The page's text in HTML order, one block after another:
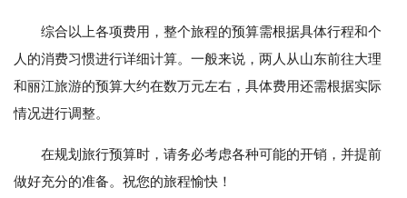
综合以上各项费用，整个旅程的预算需根据具体行程和个
人的消费习惯进行详细计算。一般来说，两人从山东前往大理
和丽江旅游的预算大约在数万元左右，具体费用还需根据实际
情况进行调整。
在规划旅行预算时，请务必考虑各种可能的开销，并提前
做好充分的准备。祝您的旅程愉快！